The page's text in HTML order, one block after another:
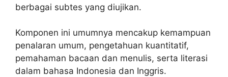
berbagai subtes yang diujikan.
Komponen ini umumnya mencakup kemampuan
penalaran umum, pengetahuan kuantitatif,
pemahaman bacaan dan menulis, serta literasi
dalam bahasa Indonesia dan Inggris.